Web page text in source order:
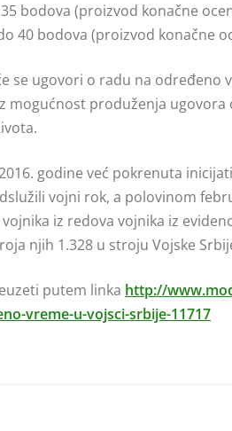
bodova (proizvod konačne
40 bodova (proizvod konačne
se ugovori o radu na određeno
mogućnost produženja
godine već pokrenuta
vojni rok, a polovinom
iz redova vojnika iz
njih 1.328 u stroju Vojske
putem linka http://
vreme-u-vojsci-srbije-11717